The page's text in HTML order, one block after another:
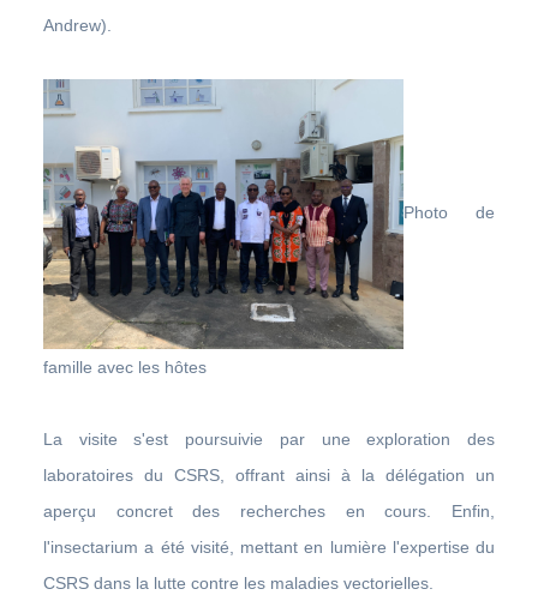
Andrew).
Photo de
famille avec les hôtes
La visite s'est poursuivie par une exploration des
laboratoires du CSRS, offrant ainsi à la délégation un
aperçu concret des recherches en cours. Enfin,
l'insectarium a été visité, mettant en lumière l'expertise du
CSRS dans la lutte contre les maladies vectorielles.